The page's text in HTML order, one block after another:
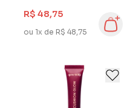
Blossom
R$ 48,75
ou 1x de R$ 48,75